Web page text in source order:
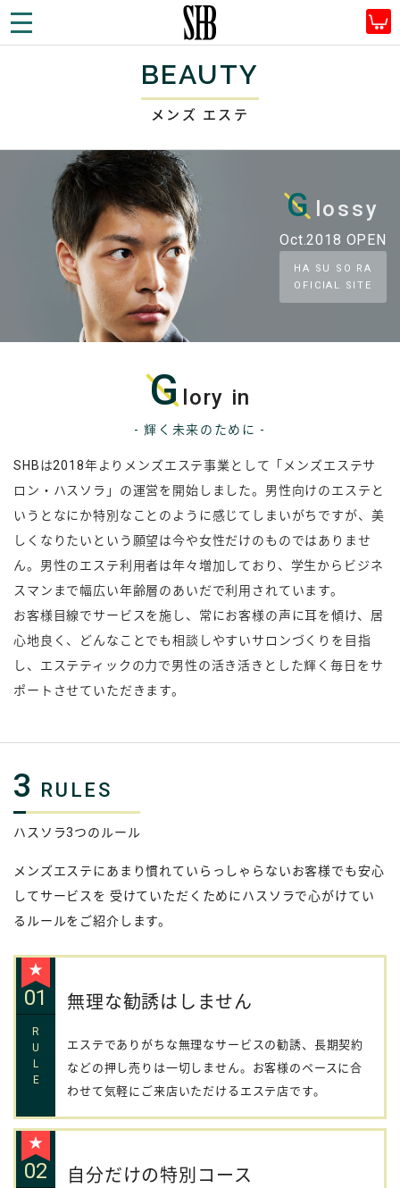
SHBプラン株式会社
TOP メンズエステ
BEAUTY
メンズ エステ
G lossy
Oct.2018 OPEN
HA SU SO RA
OFICIAL SITE
G lory in
輝く未来のために
SHBは2018年よりメンズエステ事業として「メンズエステサ
ロン・ハスソラ」の運営を開始しました。男性向けのエステと
いうとなにか特別なことのように感じてしまいがちですが、美
しくなりたいという願望は今や女性だけのものではありませ
ん。男性のエステ利用者は年々増加しており、学生からビジネ
スマンまで幅広い年齢層のあいだで利用されています。
お客様目線でサービスを施し、常にお客様の声に耳を傾け、居
心地良く、どんなことでも相談しやすいサロンづくりを目指
し、エステティックの力で男性の活き活きとした輝く毎日をサ
ポートさせていただきます。
3 RULES
ハスソラ3つのルール
メンズエステにあまり慣れていらっしゃらないお客様でも安心
してサービスを 受けていただくためにハスソラで心がけてい
るルールをご紹介します。
01
R
U
L
E
★
無理な勧誘はしません
エステでありがちな無理なサービスの勧誘、長期契約
などの押し売りは一切しません。お客様のペースに合
わせて気軽にご来店いただけるエステ店です。
02
★
自分だけの特別コース